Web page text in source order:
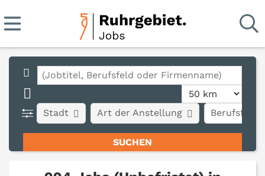
Stadt Art der Anstellung Berufsfeld